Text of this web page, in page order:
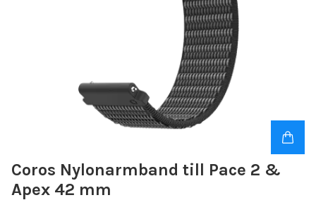
Coros Nylonarmband till Pace 2 &
Apex 42 mm